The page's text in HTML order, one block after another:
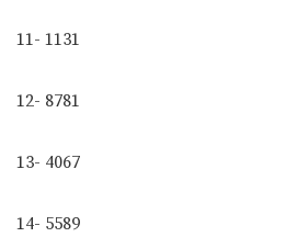
11- 1131
12- 8781
13- 4067
14- 5589